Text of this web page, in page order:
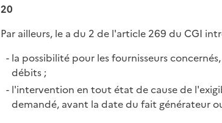
20
Par ailleurs, le a du 2 de l'article 269 du CGI
la possibilité pour les fournisseurs
débits ;
l'intervention en tout état de cause de
demandé, avant la date du fait générateur